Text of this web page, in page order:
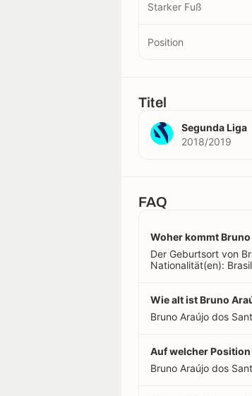
Starker Fuß
Position
Titel
Segunda Liga
2018/2019
FAQ
Woher kommt
Der Geburtsort von
Nationalität(en):
Wie alt ist Bruno
Bruno Araújo dos
Auf welcher
Bruno Araújo dos